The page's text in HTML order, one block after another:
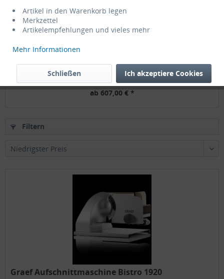
Graef Aufschnittmaschine Bistro 1920
ab 607,00 € *
Filtern
Graef Aufschnittmaschine Bistro 1920
Artikel in den Warenkorb legen
Merkzettel
Artikelempfehlungen und vieles mehr
Mehr Informationen
Ich akzeptiere Cookies
Schließen